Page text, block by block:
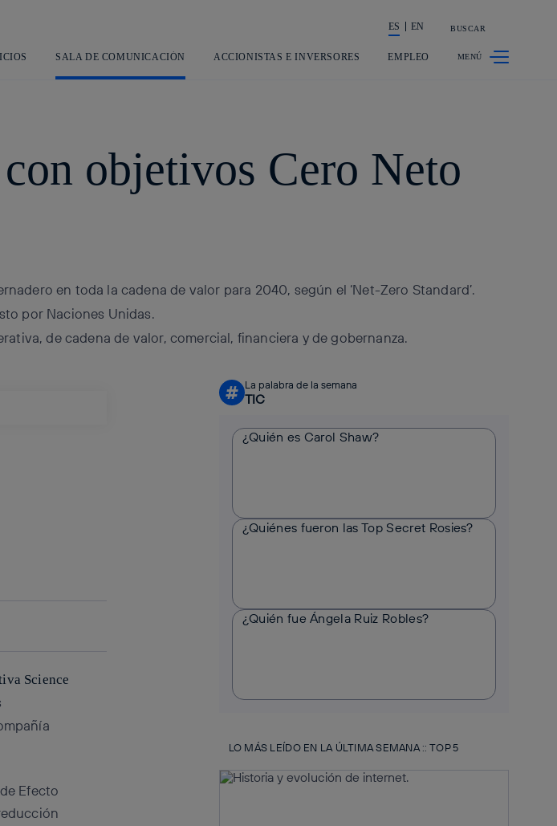
La acción en accionistas e
ES EN BUSCAR
SALA DE COMUNICACIÓN ACCIONISTAS E INVERSORES EMPLEO
objetivos Cero Neto
en toda la cadena de valor para 2040, según el ‘Net-Zero Standard’.
por Naciones Unidas.
de cadena de valor, comercial, financiera y de gobernanza.
Science
Efecto
# La palabra de la semana
TIC
¿Quién es Carol Shaw?
¿Quiénes fueron las Top Secret Rosies?
¿Quién fue Ángela Ruiz Robles?
LO MÁS LEÍDO EN LA ÚLTIMA SEMANA :: TOP 5